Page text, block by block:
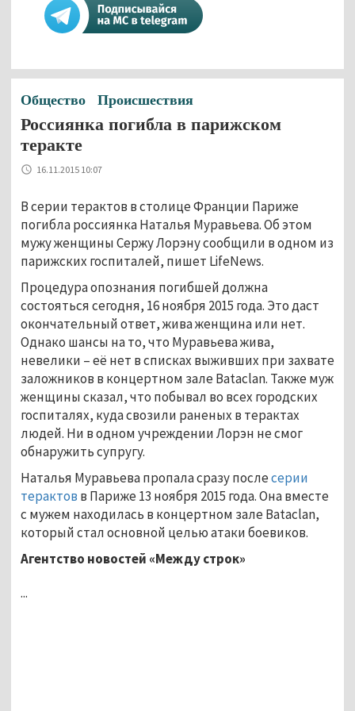
Общество Происшествия
Россиянка погибла в парижском
теракте
16.11.2015 10:07
В серии терактов в столице Франции Париже
погибла россиянка Наталья Муравьева. Об этом
мужу женщины Сержу Лорэну сообщили в одном из
парижских госпиталей, пишет LifeNews.
Процедура опознания погибшей должна
состояться сегодня, 16 ноября 2015 года. Это даст
окончательный ответ, жива женщина или нет.
Однако шансы на то, что Муравьева жива,
невелики – её нет в списках выживших при захвате
заложников в концертном зале Bataclan. Также муж
женщины сказал, что побывал во всех городских
госпиталях, куда свозили раненых в терактах
людей. Ни в одном учреждении Лорэн не смог
обнаружить супругу.
Наталья Муравьева пропала сразу послесерии
терактов в Париже 13 ноября 2015 года. Она вместе
с мужем находилась в концертном зале Bataclan,
который стал основной целью атаки боевиков.
Агентство новостей «Между строк»
...